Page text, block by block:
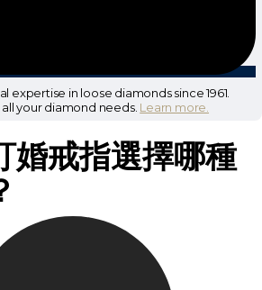
expertise in loose diamonds since 1961.
your diamond needs. Learn more.
婚戒指選擇哪種